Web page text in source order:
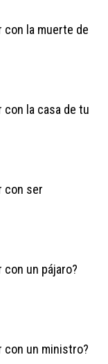
con la muerte de
con la casa de tu
con ser
con un pájaro?
con un ministro?